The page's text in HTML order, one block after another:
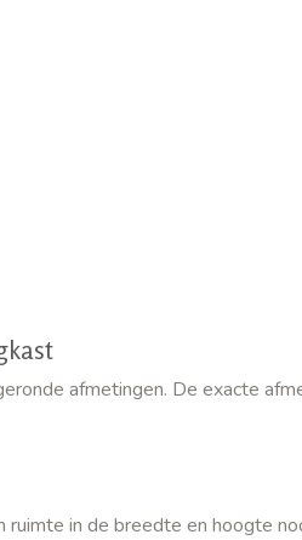
afmetingen. De exacte
in de breedte en hoogte